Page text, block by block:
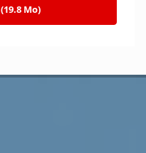
(19.8 Mo)